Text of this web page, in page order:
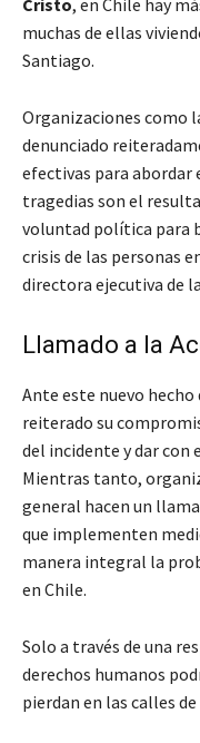
Cristo, en Chile hay
muchas de ellas
Santiago.
Organizaciones como
denunciado
efectivas para abordar
tragedias son el
voluntad política para
crisis de las personas
directora ejecutiva de
Llamado a la
Ante este nuevo
reiterado su
del incidente y dar con
Mientras tanto,
general hacen un
que implementen
manera integral la
en Chile.
Solo a través de una
derechos humanos
pierdan en las calles